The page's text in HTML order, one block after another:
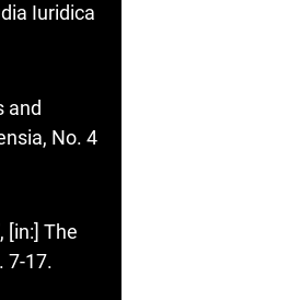
Iuridica
and
No. 4
[in:] The
7-17.